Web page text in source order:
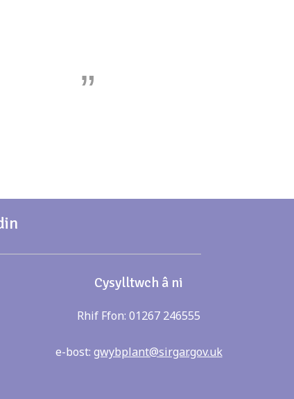
Cysylltwch â ni
Rhif Ffon: 01267 246555
e-bost: gwybplant@sirgar.gov.uk